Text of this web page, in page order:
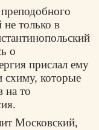
не только в
о
прислал ему
схиму, которые
на то
Московский,